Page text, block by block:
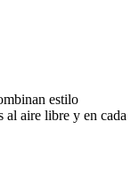
estilo
al aire libre y en cada